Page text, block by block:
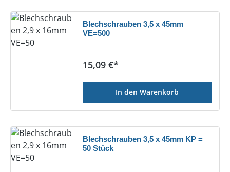
Blechschrauben 3,5 x 45mm
VE=500
Regulärer Preis:
15,09 €*
In den Warenkorb
Blechschrauben 3,5 x 45mm KP =
50 Stück